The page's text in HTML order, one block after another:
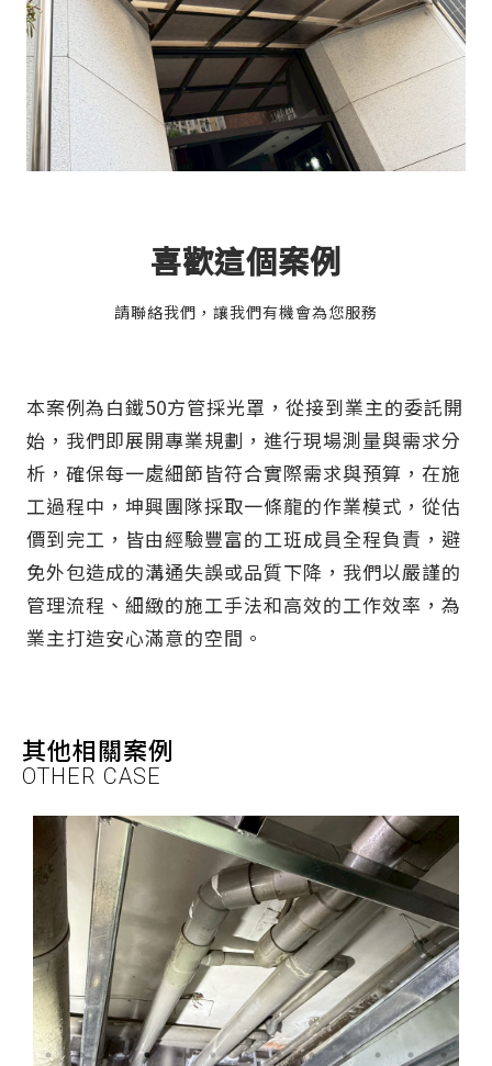
喜歡這個案例
請聯絡我們，讓我們有機會為您服務
本案例為白鐵50方管採光罩，從接到業主的委託開
始，我們即展開專業規劃，進行現場測量與需求分
析，確保每一處細節皆符合實際需求與預算，在施
工過程中，坤興團隊採取一條龍的作業模式，從估
價到完工，皆由經驗豐富的工班成員全程負責，避
免外包造成的溝通失誤或品質下降，我們以嚴謹的
管理流程、細緻的施工手法和高效的工作效率，為
業主打造安心滿意的空間。
其他相關案例
OTHER CASE